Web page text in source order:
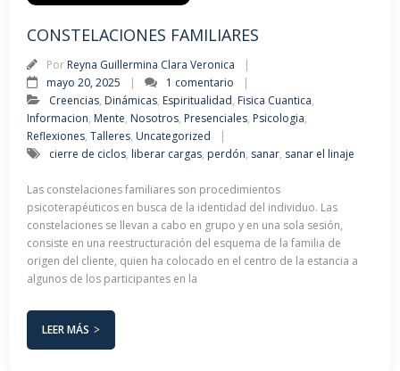
CONSTELACIONES FAMILIARES
Por Reyna Guillermina Clara Veronica
mayo 20, 2025
1 comentario
Creencias, Dinámicas, Espiritualidad, Fisica Cuantica,
Informacion, Mente, Nosotros, Presenciales, Psicologia,
Reflexiones, Talleres, Uncategorized
cierre de ciclos, liberar cargas, perdón, sanar, sanar el linaje
Las constelaciones familiares son procedimientos
psicoterapéuticos en busca de la identidad del individuo. Las
constelaciones se llevan a cabo en grupo y en una sola sesión,
consiste en una reestructuración del esquema de la familia de
origen del cliente, quien ha colocado en el centro de la estancia a
algunos de los participantes en la
LEER MÁS